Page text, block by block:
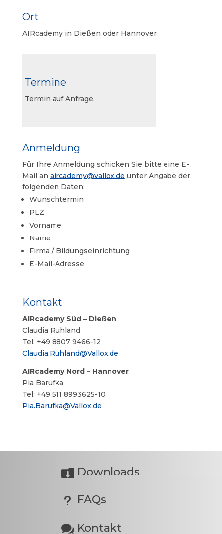
Ort
AIRcademy in Dießen oder Hannover
Termine
Termin auf Anfrage.
Anmeldung
Für Ihre Anmeldung schicken Sie bitte eine E-
Mail an aircademy@vallox.de unter Angabe der
folgenden Daten:
Wunschtermin
PLZ
Vorname
Name
Firma / Bildungseinrichtung
E-Mail-Adresse
Kontakt
AIRcademy Süd – Dießen
Claudia Ruhland
Tel: +49 8807 9466-12
Claudia.Ruhland@Vallox.de
AIRcademy Nord – Hannover
Pia Barufka
Tel: +49 511 8993625-10
Pia.Barufka@Vallox.de
 Downloads
u FAQs
Kontakt